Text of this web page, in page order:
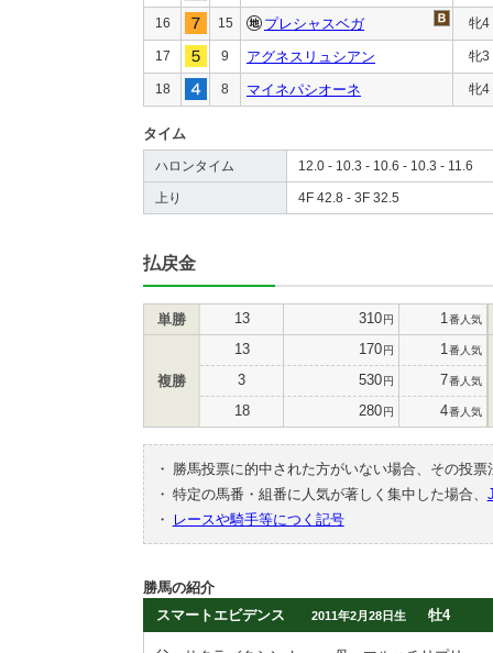
16 15 プレシャスベガ 牝4
17 9 アグネスリュシアン 牝3
18 8 マイネパシオーネ 牝4
タイム
ハロンタイム 12.0 - 10.3 - 10.6 - 10.3 - 11.6
上り 4F 42.8 - 3F 32.5
払戻金
単勝 13 310円 1 番人気
複勝
13 170円 1 番人気
3 530円 7番人気
18 280円 4番人気
・
勝馬投票に的中された方がいない場合、その投
・ 特定の馬番・組番に人気が著しく集中した場合、
・
レースや騎手等につく記号
勝馬の紹介
スマートエビデンス
2011年2月28日生 牡4